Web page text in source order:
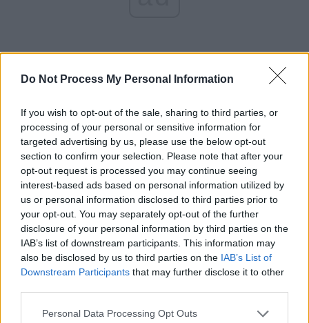
Do Not Process My Personal Information
If you wish to opt-out of the sale, sharing to third parties, or
processing of your personal or sensitive information for
targeted advertising by us, please use the below opt-out
section to confirm your selection. Please note that after your
opt-out request is processed you may continue seeing
interest-based ads based on personal information utilized by
us or personal information disclosed to third parties prior to
your opt-out. You may separately opt-out of the further
disclosure of your personal information by third parties on the
IAB’s list of downstream participants. This information may
also be disclosed by us to third parties on the IAB’s List of
Downstream Participants that may further disclose it to other
Personal Data Processing Opt Outs
*VIDEO. Fake-news scandalos la Antena 3, în
apărarea primăriței Firea! Autoarea unei
minciuni colosale: Ana Maria Roman
*Moartea misterioasă a lui Costin Mărculescu,
actorul vulgar cu legături dubioase. Era falit și
plin de datorii, îl căutau recuperatorii
Locale din Sectorul 4, la piscina liderului unui